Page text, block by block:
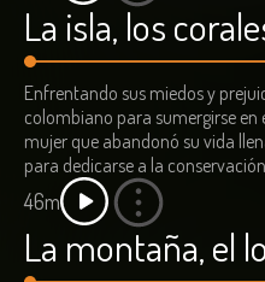
La isla, los
Enfrentando sus miedos y
colombiano para sumergirse
mujer que abandonó su vida
para dedicarse a la
46m
La montaña, el